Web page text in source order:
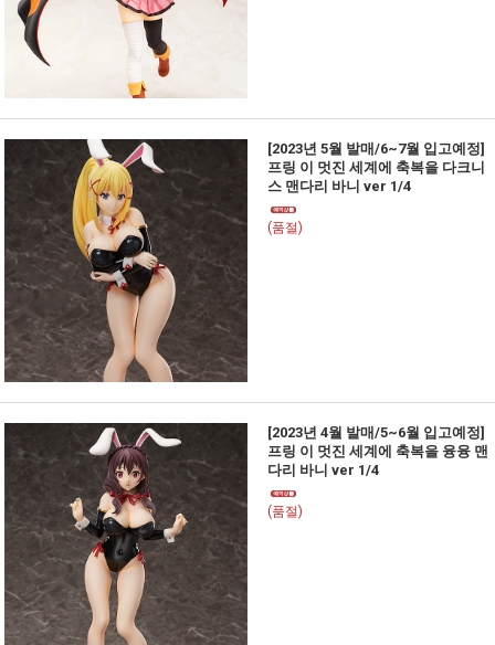
[2023년 5월 발매/6~7월 입고예정]
프링 이 멋진 세계에 축복을 다크니
스 맨다리 바니 ver 1/4
(품절)
[2023년 4월 발매/5~6월 입고예정]
프링 이 멋진 세계에 축복을 융융 맨
다리 바니 ver 1/4
(품절)